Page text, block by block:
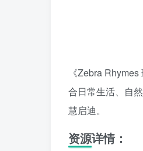
《Zebra
合日常生活、自
慧启迪。
资源详情：